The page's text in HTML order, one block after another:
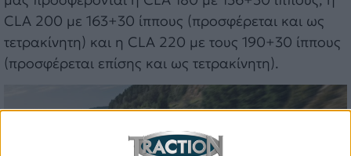
CLA 200 με 163+30 ίππους (προσφέρεται και ως
τετρακίνητη) και η CLA 220 με τους 190+30 ίππους
(προσφέρεται επίσης και ως τετρακίνητη).